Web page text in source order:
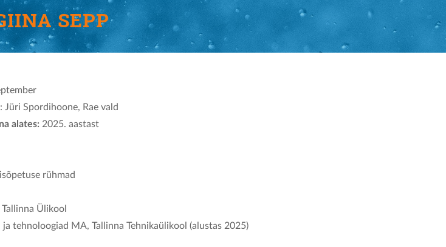
SEPP
: Jüri Spordihoone, Rae vald
alates: 2025. aastast
rühmad
Ülikool
ja tehnoloogiad MA, Tallinna Tehnikaülikool (alustas 2025)